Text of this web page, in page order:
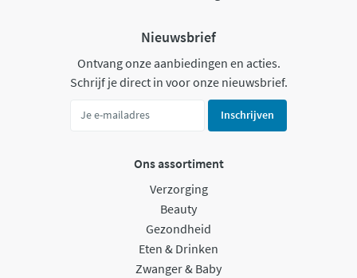
Nieuwsbrief
Ontvang onze aanbiedingen en acties.
Schrijf je direct in voor onze nieuwsbrief.
Inschrijven
Ons assortiment
Verzorging
Beauty
Gezondheid
Eten & Drinken
Zwanger & Baby